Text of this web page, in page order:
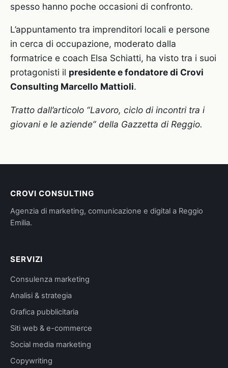
spesso hanno poche occasioni di confronto.
L’appuntamento tra imprenditori locali e persone
in cerca di occupazione, moderato dalla
formatrice e coach Elsa Schiatti, ha visto tra i suoi
protagonisti il presidente e fondatore di Crovi
Consulting Marcello Mattioli.
Tratto dall’articolo “Lavoro, ciclo di incontri tra i
giovani e le aziende” della Gazzetta di Reggio.
CROVI CONSULTING
Agenzia di marketing, comunicazione e digital a Reggio
Emilia.
SERVIZI
Consulenza marketing
Analisi & strategia
Grafica pubblicitaria
Siti web & e-commerce
Social media marketing
Copywriting